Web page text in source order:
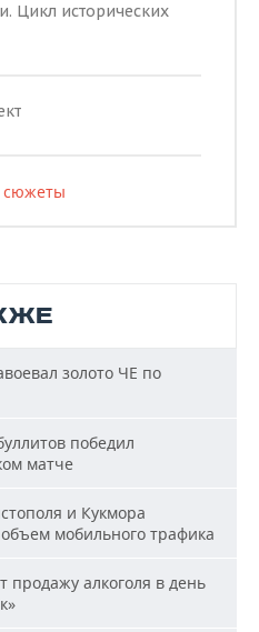
Цикл исторических
сюжеты
золото ЧЕ по
победил
матче
и Кукмора
мобильного трафика
продажу алкоголя в день